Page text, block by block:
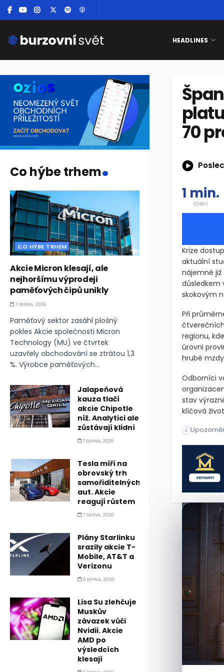
HEADLINES
70
1 min.
čtení
Krize
aktuální
nájemné již
důsledkem
skokovým
Při
regionu,
úrovni
hrubé
Odborníci
stav
klíčová
Krize
i
Krize
Co hýbe trhem.
CO HÝBE TRHEM
Akcie Micron klesají, ale
nejhoršímu výprodeji
paměťových čipů unikly
7 SRPNA, 2026
Paměťový sektor zasáhl plošný
pokles Akcie společnosti Micron
Technology (MU) ve čtvrtek
uzavřely obchodování se ztrátou 1,3
%. Výrobce paměťových...
Jalapeňová
kauza tlačí
akcie Chipotle
níž. Analytici ale
zůstávají klidní
7 SRPNA, 2026
Tesla míří na
obrovský trh
samořiditelných
aut. Akcie
reagují růstem
7 SRPNA, 2026
Plány Starlinku
srazily akcie T-
Mobile, AT&T a
Verizonu
6 SRPNA, 2026
Lisa Su zlehčuje
Muskův
závazek vůči
Nvidii. Akcie
AMD po
výsledcích
klesají